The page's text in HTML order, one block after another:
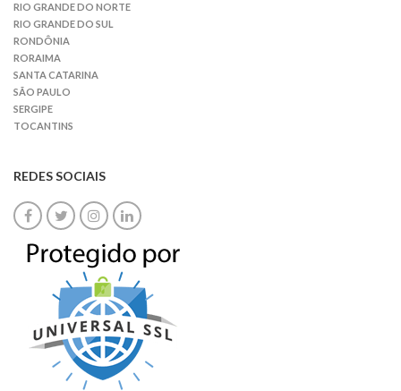
RIO GRANDE DO NORTE
RIO GRANDE DO SUL
RONDÔNIA
RORAIMA
SANTA CATARINA
SÃO PAULO
SERGIPE
TOCANTINS
REDES SOCIAIS